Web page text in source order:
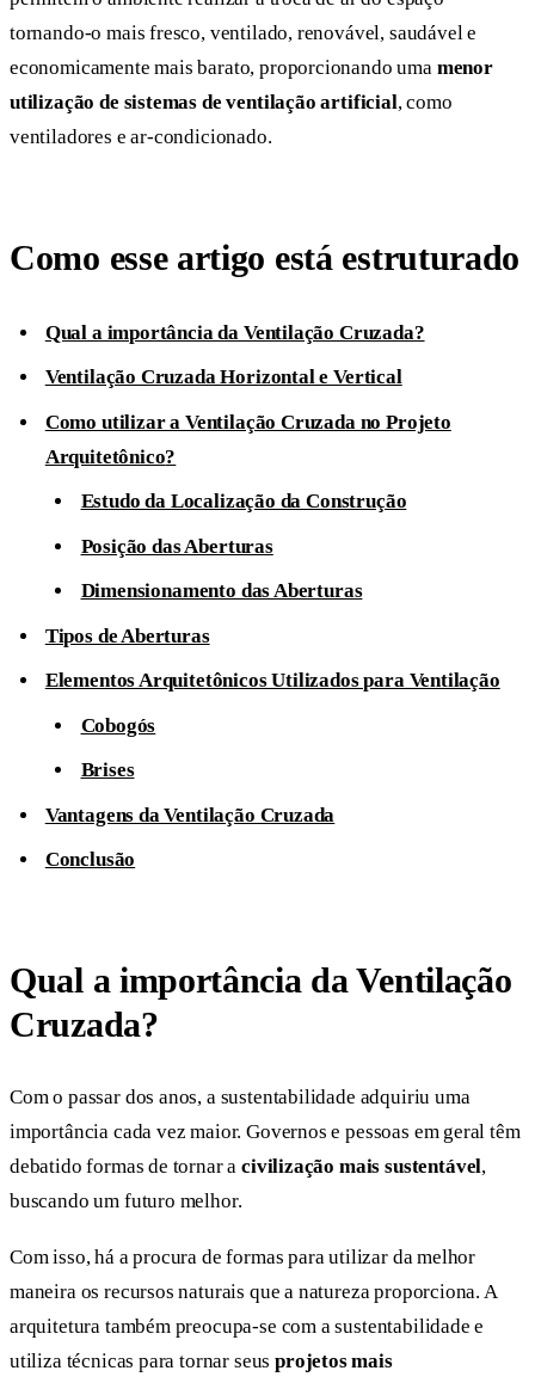
tornando-o mais fresco, ventilado, renovável, saudável e
economicamente mais barato, proporcionando uma menor
utilização de sistemas de ventilação artificial, como
ventiladores e ar-condicionado.
Como esse artigo está estruturado
Qual a importância da Ventilação Cruzada?
Ventilação Cruzada Horizontal e Vertical
Como utilizar a Ventilação Cruzada no Projeto
Arquitetônico?
Estudo da Localização da Construção
Posição das Aberturas
Dimensionamento das Aberturas
Tipos de Aberturas
Elementos Arquitetônicos Utilizados para Ventilação
Cobogós
Brises
Vantagens da Ventilação Cruzada
Conclusão
Qual a importância da Ventilação
Cruzada?
Com o passar dos anos, a sustentabilidade adquiriu uma
importância cada vez maior. Governos e pessoas em geral têm
debatido formas de tornar acivilização mais sustentável,
buscando um futuro melhor.
Com isso, há a procura de formas para utilizar da melhor
maneira os recursos naturais que a natureza proporciona. A
arquitetura também preocupa-se com a sustentabilidade e
utiliza técnicas para tornar seusprojetos mais